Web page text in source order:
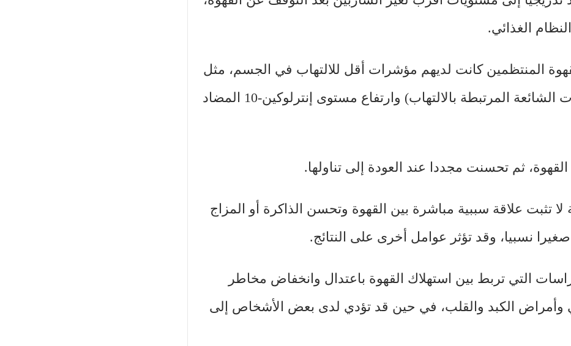
الغذائي.
المنتظمين كانت لديهم مؤشرات أقل للالتهاب في الجسم، مثل
انخفاض البروتين المتفاعل C (أحد المؤشرات الشائعة المرتبطة بالالتهاب) وارتفاع مستوى إنترلوكين-10 المضاد
ثم تحسنت مجددا عند العودة إلى تناولها.
لا تثبت علاقة سببية مباشرة بين القهوة وتحسن الذاكرة أو المزاج
نسبيا، وقد تؤثر عوامل أخرى على النتائج.
التي تربط بين استهلاك القهوة باعتدال وانخفاض مخاطر
وأمراض الكبد والقلب، في حين قد تؤدي لدى بعض الأشخاص إلى